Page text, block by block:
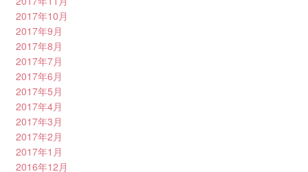
2017年10月
2017年9月
2017年8月
2017年7月
2017年6月
2017年5月
2017年4月
2017年3月
2017年2月
2017年1月
2016年12月